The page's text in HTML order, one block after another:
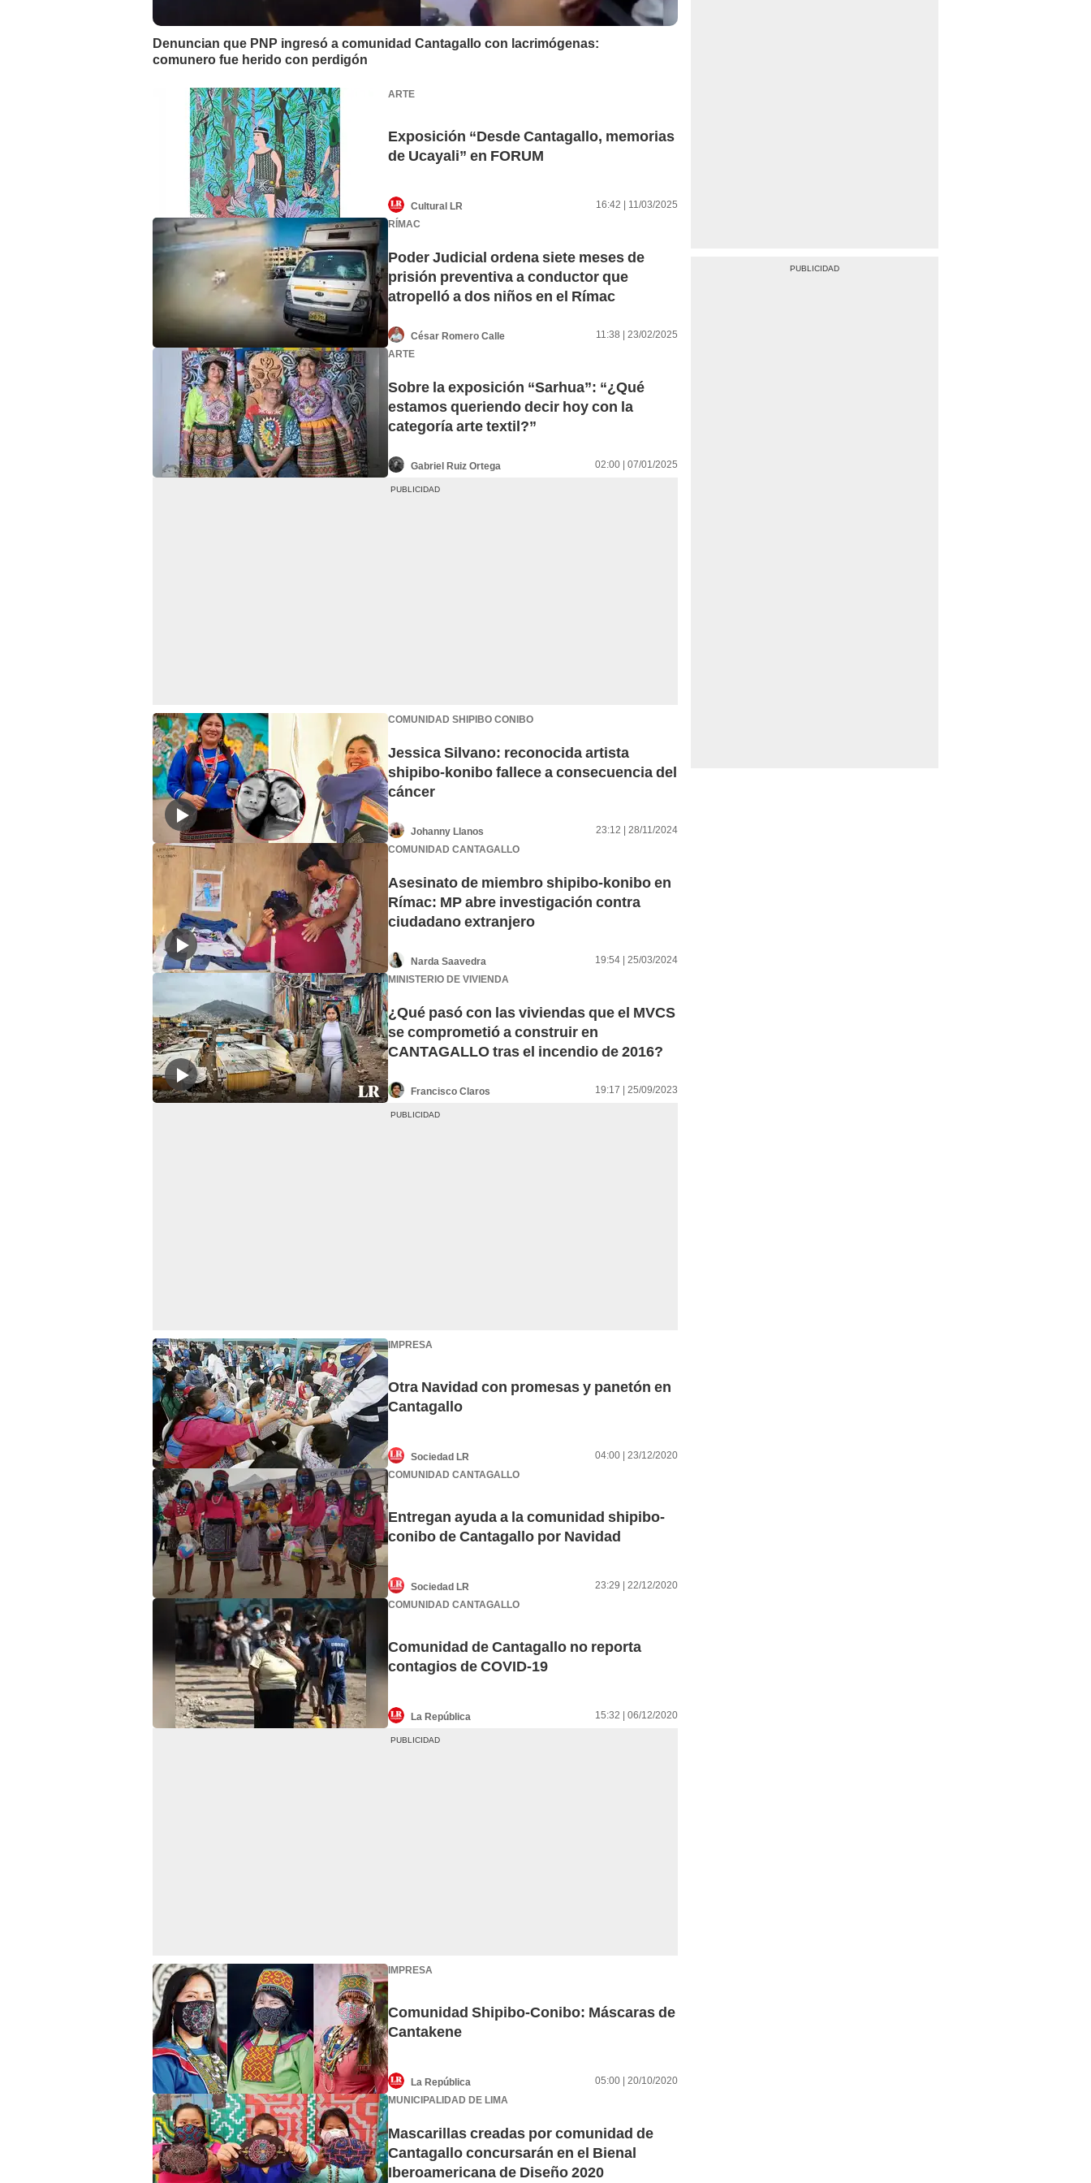
Denuncian que PNP ingresó a comunidad Cantagallo con lacrimógenas:
comunero fue herido con perdigón
ARTE
Exposición “Desde Cantagallo, memorias
de Ucayali” en FORUM
Cultural LR
16:42 | 11/03/2025
RÍMAC
Poder Judicial ordena siete meses de
prisión preventiva a conductor que
atropelló a dos niños en el Rímac
César Romero Calle
11:38 | 23/02/2025
ARTE
Sobre la exposición “Sarhua”: “¿Qué
estamos queriendo decir hoy con la
categoría arte textil?”
Gabriel Ruiz Ortega 02:00 | 07/01/2025
COMUNIDAD SHIPIBO CONIBO
Jessica Silvano: reconocida artista
shipibo-konibo fallece a consecuencia del
cáncer
Johanny Llanos
23:12 | 28/11/2024
COMUNIDAD CANTAGALLO
Asesinato de miembro shipibo-konibo en
Rímac: MP abre investigación contra
ciudadano extranjero
Narda Saavedra
19:54 | 25/03/2024
MINISTERIO DE VIVIENDA
¿Qué pasó con las viviendas que el MVCS
se comprometió a construir en
CANTAGALLO tras el incendio de 2016?
Francisco Claros 19:17 | 25/09/2023
IMPRESA
Otra Navidad con promesas y panetón en
Cantagallo
Sociedad LR
04:00 | 23/12/2020
COMUNIDAD CANTAGALLO
Entregan ayuda a la comunidad shipibo-
conibo de Cantagallo por Navidad
Sociedad LR
23:29 | 22/12/2020
COMUNIDAD CANTAGALLO
Comunidad de Cantagallo no reporta
contagios de COVID-19
La República 15:32 | 06/12/2020
IMPRESA
Comunidad Shipibo-Conibo: Máscaras de
Cantakene
La República
05:00 | 20/10/2020
MUNICIPALIDAD DE LIMA
Mascarillas creadas por comunidad de
Cantagallo concursarán en el Bienal
Iberoamericana de Diseño 2020